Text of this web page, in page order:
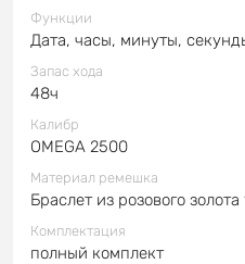
Функции
Дата, часы, минуты,
Запас хода
48ч
Калибр
OMEGA 2500
Материал ремешка
Браслет из розового
Комплектация
полный комплект